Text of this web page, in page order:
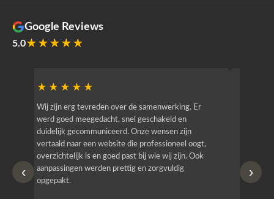
Google Reviews
5.0★★★★★
‹
★★★★★
Wij zijn erg tevreden over de samenwerking. Er
werd goed meegedacht, snel geschakeld en
duidelijk gecommuniceerd. Onze wensen zijn
vertaald naar een website die professioneel oogt,
overzichtelijk is en goed past bij wie wij zijn. Ook
aanpassingen werden prettig en zorgvuldig
opgepakt.
›